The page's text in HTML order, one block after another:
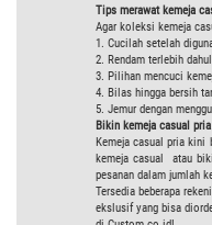
Tips merawat kemeja
Agar koleksi kemeja
1. Cucilah setelah
2. Rendam terlebih
3. Pilihan mencuci
4. Bilas hingga bersih
5. Jemur dengan
Bikin kemeja casual
Kemeja casual pria kini
kemeja casual atau
pesanan dalam jumlah
Tersedia beberapa
ekslusif yang bisa